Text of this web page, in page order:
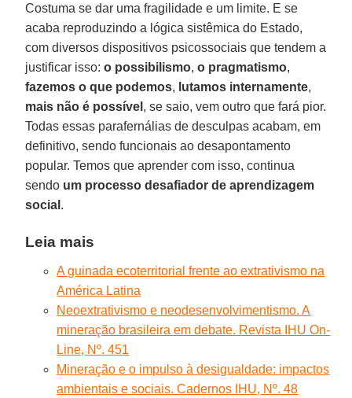
Costuma se dar uma fragilidade e um limite. E se
acaba reproduzindo a lógica sistêmica do Estado,
com diversos dispositivos psicossociais que tendem a
justificar isso:o possibilismo,o pragmatismo,
fazemos o que podemos, lutamos internamente,
mais não é possível , se saio, vem outro que fará pior.
Todas essas parafernálias de desculpas acabam, em
definitivo, sendo funcionais ao desapontamento
popular. Temos que aprender com isso, continua
sendo um processo desafiador de aprendizagem
social .
Leia mais
A guinada ecoterritorial frente ao extrativismo na
América Latina
Neoextrativismo e neodesenvolvimentismo. A
mineração brasileira em debate. Revista IHU On-
Line, Nº. 451
Mineração e o impulso à desigualdade: impactos
ambientais e sociais. Cadernos IHU, Nº. 48